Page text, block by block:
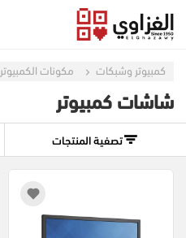
كمبيوتر وشبكات مكونات الكمبيوتر
شاشات كمبيوتر
تصفية المنتجات